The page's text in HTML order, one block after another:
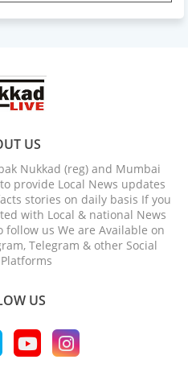
US
Nukkad (reg) and Mumbai
provide Local News updates
stories on daily basis If you
with Local & national News
us We are Available on
Telegram & other Social
US